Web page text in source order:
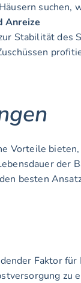
Anreize
Vorteile
der
besten
Faktor
zu